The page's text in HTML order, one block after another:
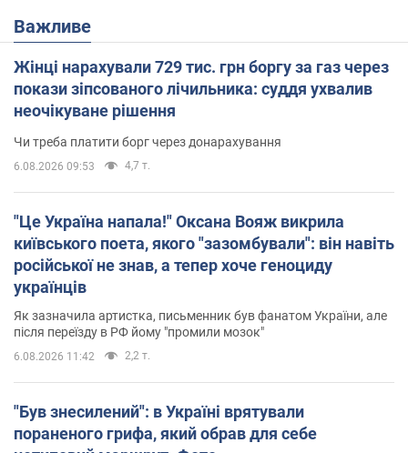
Важливе
Жінці нарахували 729 тис. грн боргу за газ через
покази зіпсованого лічильника: суддя ухвалив
неочікуване рішення
Чи треба платити борг через донарахування
6.08.2026 09:53 4,7 т.
"Це Україна напала!" Оксана Вояж викрила
київського поета, якого "зазомбували": він навіть
російської не знав, а тепер хоче геноциду
українців
Як зазначила артистка, письменник був фанатом України, але
після переїзду в РФ йому "промили мозок"
6.08.2026 11:42 2,2 т.
"Був знесилений": в Україні врятували
пораненого грифа, який обрав для себе